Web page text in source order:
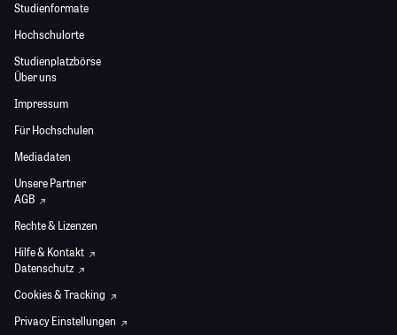
Studienformate
Hochschulorte
Studienplatzbörse
Über uns
Impressum
Für Hochschulen
Mediadaten
Unsere Partner
AGB
Rechte & Lizenzen
Hilfe & Kontakt
Datenschutz
Cookies & Tracking
Privacy Einstellungen